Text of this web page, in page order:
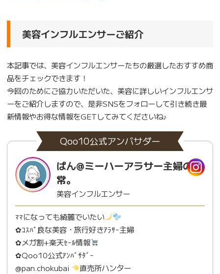
美容インフルエンサーご紹介
本記事では、美容インフルエンサーたちの厳選したおすすめ商
品をチェックできます！
今回のためにご協力いただいた、美容に詳しいインフルエンサ
ーをご紹介しますので、是非SNSをフォローして引き続き最
新情報やお得な情報をGETしてみてくださいね♪
Qoo10公式アンバサダー
ぱん@ミーハーアラサー主婦の日
常。
美容インフルエンサー
ﾏﾏになっても綺麗でいたい
✿ｺｽﾊﾟ良な美容・旅行好きｱﾗｻｰ主婦
✿メガ割+楽天ｾｰﾙ情報
✿Qoo10公式ｱﾝﾊﾞｻﾀﾞｰ
@pan.chokubai
直売所ハンター